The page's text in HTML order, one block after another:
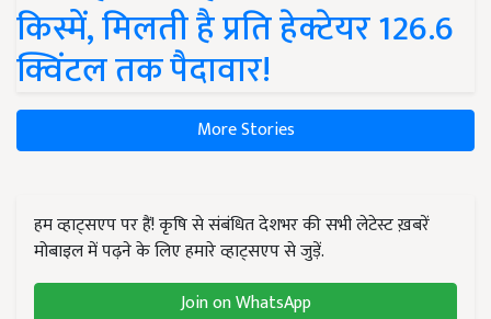
किस्में, मिलती है प्रति हेक्टेयर 126.6
क्विंटल तक पैदावार!
More Stories
हम व्हाट्सएप पर हैं! कृषि से संबंधित देशभर की सभी लेटेस्ट ख़बरें
मोबाइल में पढ़ने के लिए हमारे व्हाट्सएप से जुड़ें.
Join on WhatsApp